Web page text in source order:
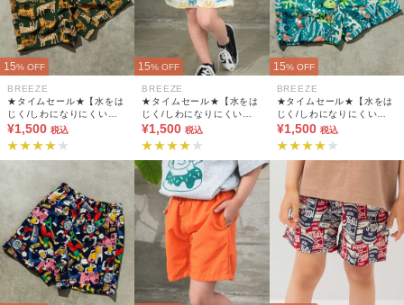
15% OFF
BREEZE
★タイムセール★【水をは
じく/しわになりにくい】
水陸両用パンツ 4分丈_UV
カット/撥水加工
¥1,500 税込
15% OFF
BREEZE
★タイムセール★【水をは
じく/しわになりにくい】
水陸両用パンツ 4分丈_UV
カット/撥水加工
¥1,500 税込
15% OFF
BREEZE
★タイムセール★【水をは
じく/しわになりにくい】
水陸両用パンツ 4分丈_UV
カット/撥水加工
¥1,500 税込